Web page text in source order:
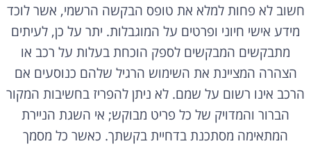
חשוב לא פחות למלא את טופס הבקשה הרשמי, אשר לוכד
מידע אישי חיוני ופרטים על המוגבלות. יתר על כן, לעיתים
מתבקשים המבקשים לספק הוכחת בעלות על רכב או
הצהרה המציינת את השימוש הרגיל שלהם כנוסעים אם
הרכב אינו רשום על שמם. לא ניתן להפריז בחשיבות המקור
הברור והמדויק של כל פריט מבוקש; אי השגת הניירת
המתאימה מסתכנת בדחיית בקשתך. כאשר כל מסמך